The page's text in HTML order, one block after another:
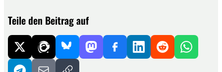
Teile den Beitrag auf